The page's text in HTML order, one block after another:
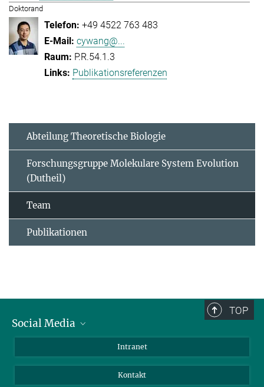
Doktorand
+49 4522 763 483
cywang@...
P.R.54.1.3
Publikationsreferenzen
Abteilung Theoretische Biologie
Forschungsgruppe Molekulare System Evolution
(Dutheil)
Team
Publikationen
TOP
Social Media
Intranet
Kontakt